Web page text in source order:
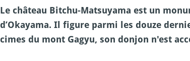
Le château Bitchu-Matsuyama est un
d’Okayama. Il figure parmi les douze
cimes du mont Gagyu, son donjon n'est